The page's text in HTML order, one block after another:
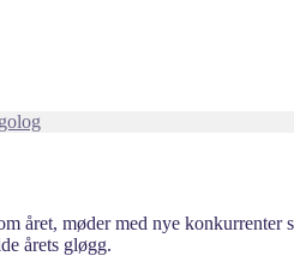
året, møder med nye konkurrenter
årets gløgg.